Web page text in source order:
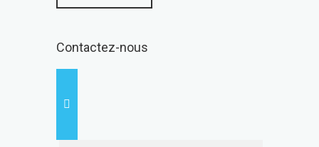
Contactez-nous